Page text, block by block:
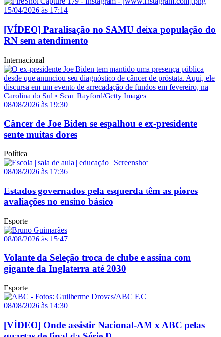
15/04/2026 às 17:14
[VÍDEO] Paralisação no SAMU deixa população do
RN sem atendimento
Internacional
08/08/2026 às 19:30
Câncer de Joe Biden se espalhou e ex-presidente
sente muitas dores
Política
08/08/2026 às 17:36
Estados governados pela esquerda têm as piores
avaliações no ensino básico
Esporte
08/08/2026 às 15:47
Volante da Seleção troca de clube e assina com
gigante da Inglaterra até 2030
Esporte
08/08/2026 às 14:30
[VÍDEO] Onde assistir Nacional-AM x ABC pelas